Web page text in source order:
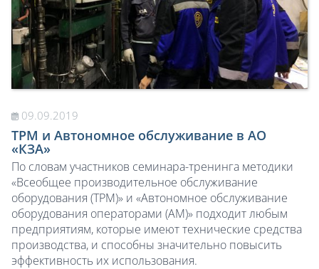
09.09.2019
TPM и Автономное обслуживание в АО
«КЗА»
По словам участников семинара-тренинга методики
«Всеобщее производительное обслуживание
оборудования (TPM)» и «Автономное обслуживание
оборудования операторами (AM)» подходит любым
предприятиям, которые имеют технические средства
производства, и способны значительно повысить
эффективность их использования.